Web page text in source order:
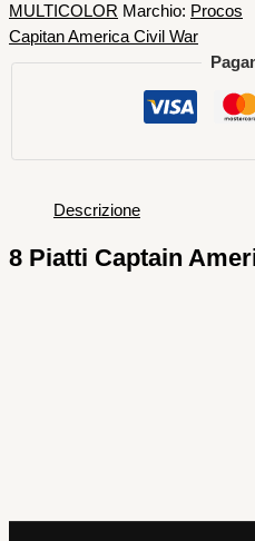
MULTICOLOR Marchio: Procos
Capitan America Civil War
Descrizione
8 Piatti Captain